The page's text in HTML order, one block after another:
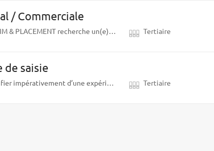
/ Commerciale
TARGETT INTERIM & PLACEMENT recherche un(e) Commercial(e) B to B pour le développement de ses 3 agences sur le Nord pas de Calais. Grace à votre gout du challenge, de la relation et à la prospection terrain à 80%, vous développez et fidélisez un portefeuille client sur Nord pas de Calais (hors Littoral). Une première expérience dans le domaine du travail temporaire serait un +. Permis B obligatoire. Voiture de fonction, mutuelle, téléphone portable mis à disposition à l'arrivée. Fixe 1800€ brut + prime Tertiaire
de saisie
Vous devez justifier impérativement d’une expérience sur un poste similaire. Votre rigueur, votre mémoire, votre capacité d’organisation seront un atout. Tertiaire